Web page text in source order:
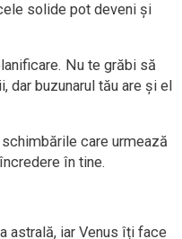
solide pot deveni și
Nu te grăbi să
dar buzunarul tău are și el
schimbările care urmează
în tine.
astrală, iar Venus îți face